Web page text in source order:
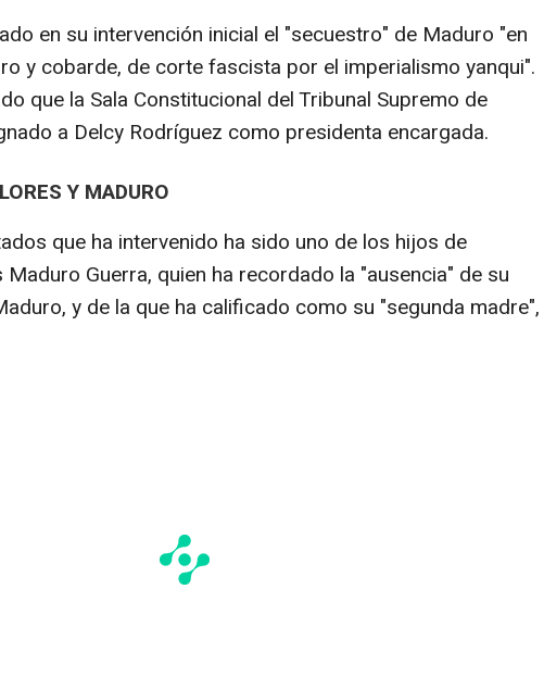
en su intervención inicial el "secuestro" de Maduro "en
y cobarde, de corte fascista por el imperialismo yanqui".
que la Sala Constitucional del Tribunal Supremo de
a Delcy Rodríguez como presidenta encargada.
Y MADURO
que ha intervenido ha sido uno de los hijos de
Guerra, quien ha recordado la "ausencia" de su
y de la que ha calificado como su "segunda madre",